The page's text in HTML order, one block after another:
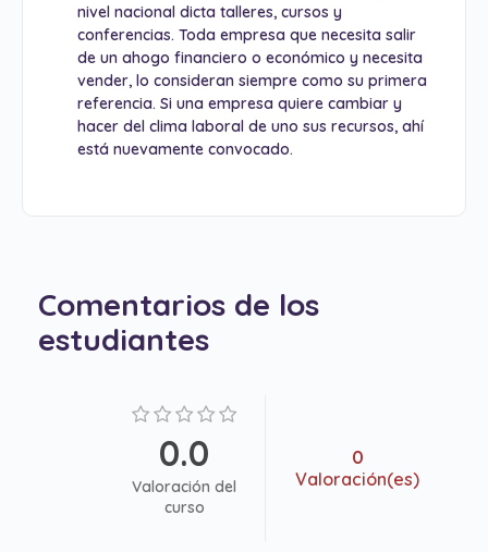
nivel nacional dicta talleres, cursos y
conferencias. Toda empresa que necesita salir
de un ahogo financiero o económico y necesita
vender, lo consideran siempre como su primera
referencia. Si una empresa quiere cambiar y
hacer del clima laboral de uno sus recursos, ahí
está nuevamente convocado.
Comentarios de los
estudiantes
0.0
Valoración del
curso
0
Valoración(es)